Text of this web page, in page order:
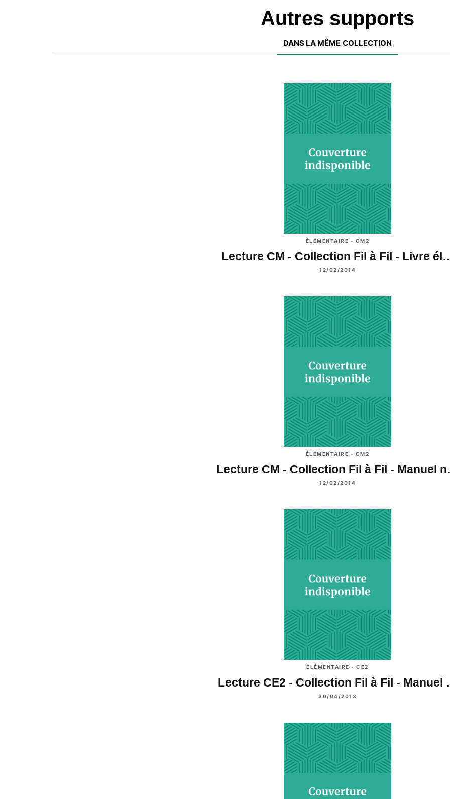
Autres supports
DANS LA MÊME COLLECTION
ÉLÉMENTAIRE - CM2
Lecture CM - Collection Fil à Fil - Livre
12/02/2014
ÉLÉMENTAIRE - CM2
Lecture CM - Collection Fil à Fil - Manuel
12/02/2014
ÉLÉMENTAIRE - CE2
Lecture CE2 - Collection Fil à Fil - Manuel
30/04/2013